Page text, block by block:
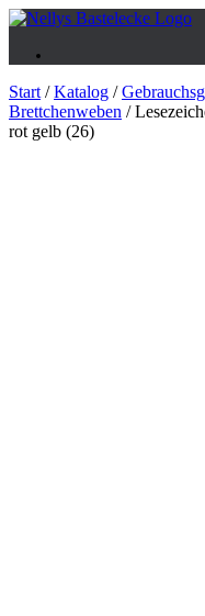
Zum
springen
Start /Katalog /
Brettchenweben /
rot gelb (26)